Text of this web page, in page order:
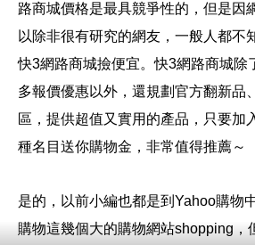
路商城價格是最具競爭性的，但是因
以除非很有研究的網友，一般人都不
快3網路商城撿便宜。快3網路商城除
多報價優惠以外，還規劃官方翻新品
區，提供超值又實用的產品，只要加
種名目送你購物金，非常值得推薦～
是的，以前小編也都是到Yahoo購物
購物這幾個大的購物網站shopping，